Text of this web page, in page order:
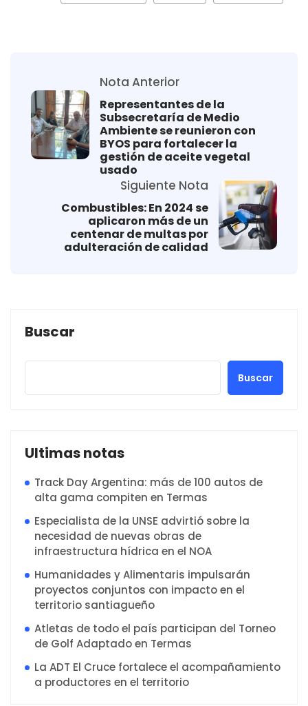
Nota Anterior
Representantes de la
Subsecretaría de Medio
Ambiente se reunieron con
BYOS para fortalecer la
gestión de aceite vegetal
usado
Siguiente Nota
Combustibles: En 2024 se
aplicaron más de un
centenar de multas por
adulteración de calidad
Buscar
Buscar
Ultimas notas
Track Day Argentina: más de 100 autos de
alta gama compiten en Termas
Especialista de la UNSE advirtió sobre la
necesidad de nuevas obras de
infraestructura hídrica en el NOA
Humanidades y Alimentaris impulsarán
proyectos conjuntos con impacto en el
territorio santiagueño
Atletas de todo el país participan del Torneo
de Golf Adaptado en Termas
La ADT El Cruce fortalece el acompañamiento
a productores en el territorio